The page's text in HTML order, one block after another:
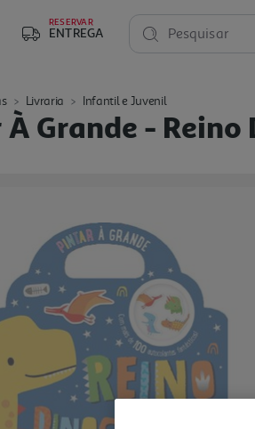
RESERVAR
ENTREGA Pesquisar
Livraria Infantil e Juvenil
Grande - Reino